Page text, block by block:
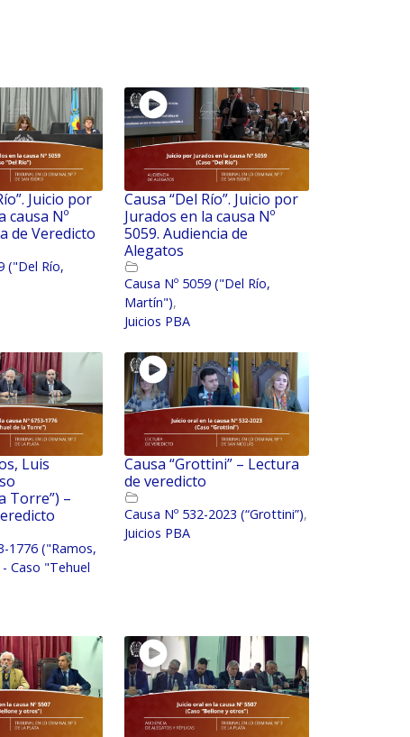
Juicio por
causa Nº
de Veredicto
("Del Río,
Causa “Del Río”. Juicio por
Jurados en la causa Nº
5059. Audiencia de
Alegatos
Causa Nº 5059 ("Del Río,
Martín"),
Juicios PBA
Luis
Torre”) –
1776 ("Ramos,
Caso "Tehuel
Causa “Grottini” – Lectura
de veredicto
Causa Nº 532-2023 (“Grottini”),
Juicios PBA